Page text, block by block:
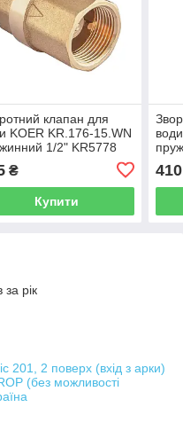
клапан для
KOER KR.176-15.WN
1/2" KR5778
₴
Купити
410
за рік
201, 2 поверх (вхід з арки)
(без можливості